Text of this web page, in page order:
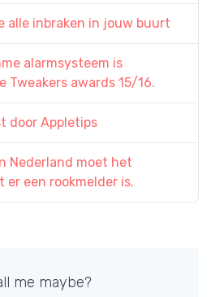
alle inbraken in jouw buurt
alarmsysteem is
Tweakers awards 15/16.
door Appletips
Nederland moet het
een rookmelder is.
me maybe?